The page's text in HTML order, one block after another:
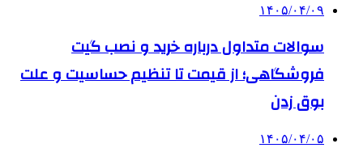
۱۴۰۵/۰۴/۰۹
سوالات متداول درباره خرید و نصب گیت
فروشگاهی؛ از قیمت تا تنظیم حساسیت و علت
بوق زدن
۱۴۰۵/۰۴/۰۵